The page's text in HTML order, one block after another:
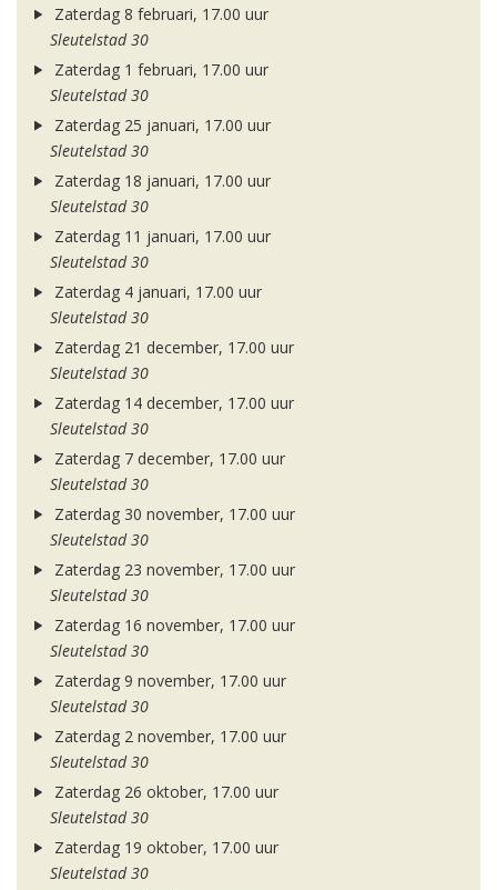
Zaterdag 8 februari, 17.00 uur
Sleutelstad 30
Zaterdag 1 februari, 17.00 uur
Sleutelstad 30
Zaterdag 25 januari, 17.00 uur
Sleutelstad 30
Zaterdag 18 januari, 17.00 uur
Sleutelstad 30
Zaterdag 11 januari, 17.00 uur
Sleutelstad 30
Zaterdag 4 januari, 17.00 uur
Sleutelstad 30
Zaterdag 21 december, 17.00 uur
Sleutelstad 30
Zaterdag 14 december, 17.00 uur
Sleutelstad 30
Zaterdag 7 december, 17.00 uur
Sleutelstad 30
Zaterdag 30 november, 17.00 uur
Sleutelstad 30
Zaterdag 23 november, 17.00 uur
Sleutelstad 30
Zaterdag 16 november, 17.00 uur
Sleutelstad 30
Zaterdag 9 november, 17.00 uur
Sleutelstad 30
Zaterdag 2 november, 17.00 uur
Sleutelstad 30
Zaterdag 26 oktober, 17.00 uur
Sleutelstad 30
Zaterdag 19 oktober, 17.00 uur
Sleutelstad 30